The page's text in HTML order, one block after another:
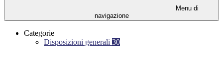
Menu di
navigazione
Categorie
Disposizioni generali 30